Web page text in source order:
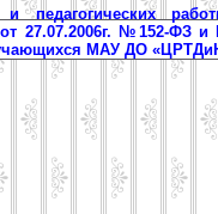
педагогических
27.07.2006г. №152-ФЗ
МАУ ДО